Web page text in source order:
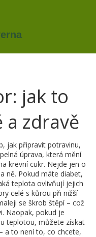
jak to
a zdravě
jak připravit potravinu,
úprava, která mění
krevní cukr. Nejde jen o
ně. Pokud máte diabet,
teplota ovlivňují jejich
celé s kůrou při nižší
se škrob štěpí – což
Naopak, pokud je
teplotou, můžete získat
a to není to, co chcete,